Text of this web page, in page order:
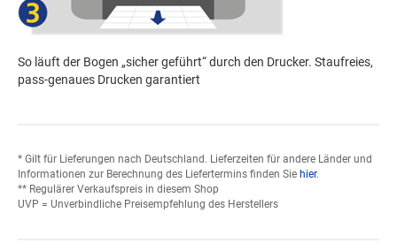
So läuft der Bogen „sicher geführt“ durch den Drucker. Staufreies,
pass-genaues Drucken garantiert
* Gilt für Lieferungen nach Deutschland. Lieferzeiten für andere Länder und
Informationen zur Berechnung des Liefertermins finden Sie hier.
** Regulärer Verkaufspreis in diesem Shop
UVP = Unverbindliche Preisempfehlung des Herstellers